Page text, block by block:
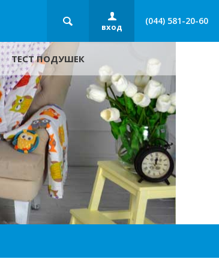
вход
(044) 581-20-60
ТЕСТ ПОДУШЕК